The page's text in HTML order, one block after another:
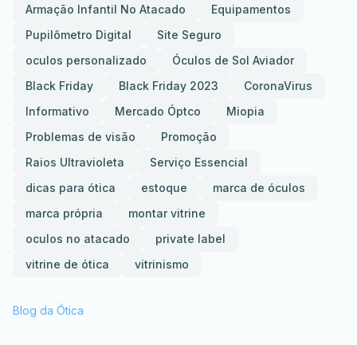
Armação Infantil No Atacado
Equipamentos
Pupilômetro Digital
Site Seguro
oculos personalizado
Óculos de Sol Aviador
Black Friday
Black Friday 2023
CoronaVirus
Informativo
Mercado Óptco
Miopia
Problemas de visão
Promoção
Raios Ultravioleta
Serviço Essencial
dicas para ótica
estoque
marca de óculos
marca própria
montar vitrine
oculos no atacado
private label
vitrine de ótica
vitrinismo
Blog da Ótica